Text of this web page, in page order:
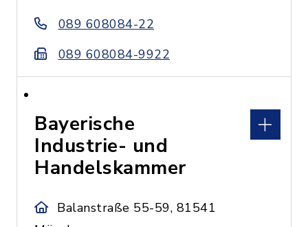
089 608084-22
089 608084-9922
Bayerische
Industrie- und
Handelskammer
Balanstraße 55-59, 81541